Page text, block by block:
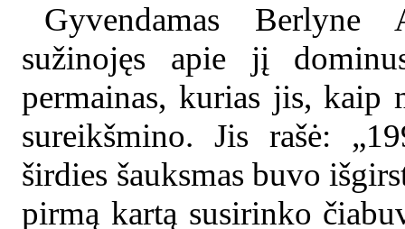
Gyvendamas Berlyne
sužinojęs apie jį
permainas, kurias jis, kaip
sureikšmino. Jis rašė:
širdies šauksmas buvo
pirmą kartą susirinko